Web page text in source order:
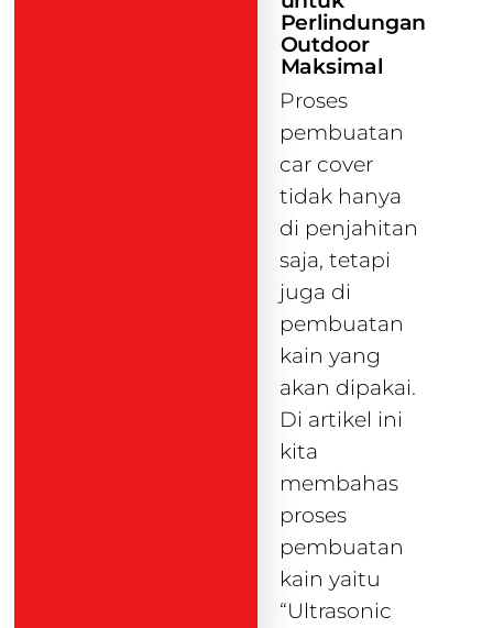
Perlindungan
Outdoor
Maksimal
Proses
pembuatan
car cover
tidak hanya
di penjahitan
saja, tetapi
juga di
pembuatan
kain yang
akan dipakai.
Di artikel ini
kita
membahas
proses
pembuatan
kain yaitu
“Ultrasonic